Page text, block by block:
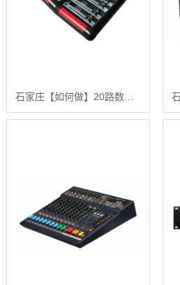
石家庄【如何做】20路数字调音台【有什么用?】